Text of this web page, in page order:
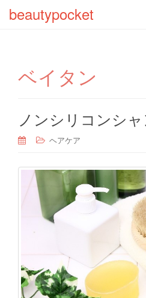
beautypocket
ベイタン
ノンシリコンシ
ヘアケア